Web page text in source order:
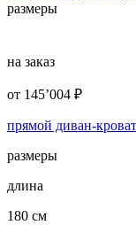
размеры
на заказ
от 145’004 ₽
прямой диван-
размеры
длина
180 см